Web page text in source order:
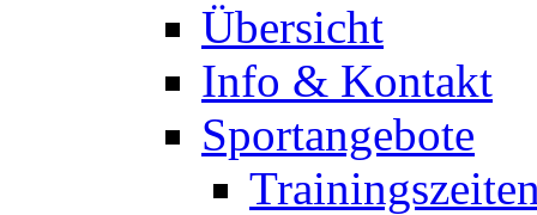
Übersicht
Info & Kontakt
Sportangebote